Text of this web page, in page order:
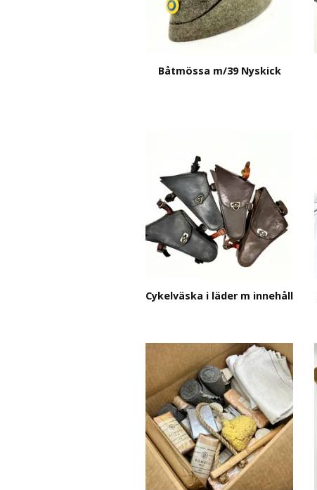
Båtmössa m/39 Nyskick
Cykelväska i läder m innehåll